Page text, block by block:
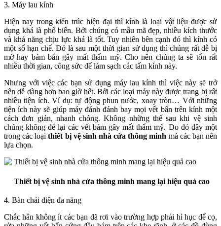
3. Máy lau kính
Hiện nay trong kiến trúc hiện đại thì kính là loại vật liệu được sử
dụng khá là phổ biến. Bởi chúng có mẫu mã đẹp, nhiều kích thước
và khả năng chịu lực khá là tốt. Tuy nhiên bên cạnh đó thì kính có
một số hạn chế. Đó là sau một thời gian sử dụng thì chúng rất dễ bị
mờ hay bám bẩn gây mất thẩm mỹ. Cho nên chúng ta sẽ tốn rất
nhiều thời gian, công sức để làm sạch các tấm kính này.
Nhưng với việc các bạn sử dụng máy lau kính thì việc này sẽ trở
nên dễ dàng hơn bao giờ hết. Bởi các loại máy này được trang bị rất
nhiều tiện ích. Ví dụ: tự động phun nước, xoay tròn… Với những
tiện ích này sẽ giúp máy đánh đánh bay mọi vết bẩn trên kính một
cách đơn giản, nhanh chóng. Không những thế sau khi vệ sinh
chúng không để lại các vết bám gây mất thẩm mỹ. Do đó đây một
trong các loạithiết bị vệ sinh nhà cửa thông minh mà các bạn nên
lựa chọn.
Thiết bị vệ sinh nhà cửa thông minh mang lại hiệu quả cao
4. Bàn chải điện đa năng
Chắc hẳn không ít các bạn đã rơi vào trường hợp phải hì hục để cọ,